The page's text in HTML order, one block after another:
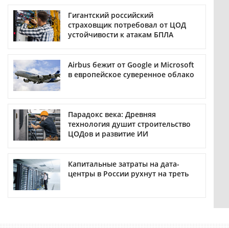
Гигантский российский
страховщик потребовал от ЦОД
устойчивости к атакам БПЛА
Airbus бежит от Google и Microsoft
в европейское суверенное облако
Парадокс века: Древняя
технология душит строительство
ЦОДов и развитие ИИ
Капитальные затраты на дата-
центры в России рухнут на треть